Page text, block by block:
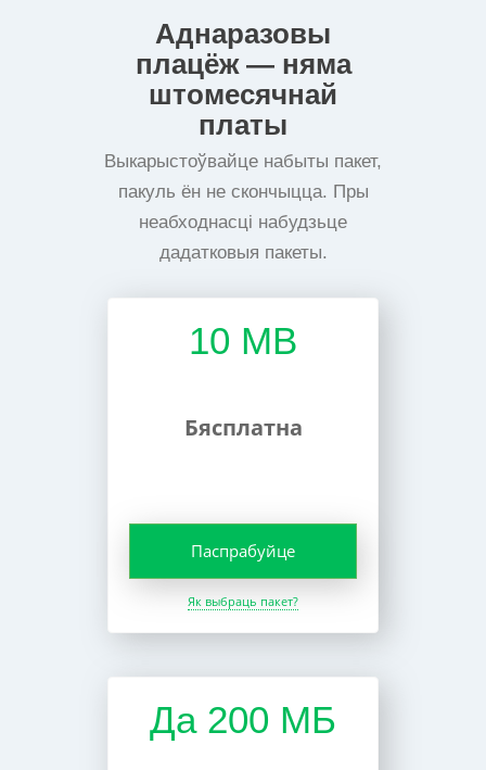
Аднаразовы
плацёж — няма
штомесячнай
платы
Выкарыстоўвайце набыты пакет,
пакуль ён не скончыцца. Пры
неабходнасці набудзьце
дадатковыя пакеты.
10 MB
Бясплатна
Паспрабуйце
Як выбраць пакет?
Да 200 МБ